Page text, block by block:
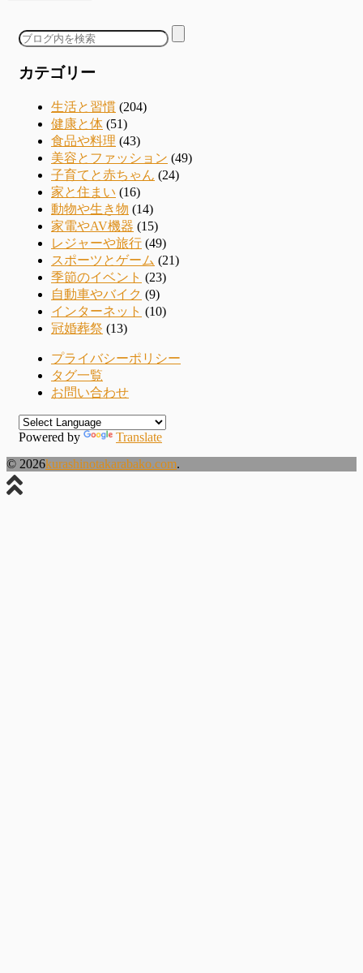
カテゴリー
生活と習慣 (204)
健康と体 (51)
食品や料理 (43)
美容とファッション (49)
子育てと赤ちゃん (24)
家と住まい (16)
動物や生き物 (14)
家電やAV機器 (15)
レジャーや旅行 (49)
スポーツとゲーム (21)
季節のイベント (23)
自動車やバイク (9)
インターネット (10)
冠婚葬祭 (13)
プライバシーポリシー
タグ一覧
お問い合わせ
Powered by
Translate
© 2026kurashinotakarabako.com.